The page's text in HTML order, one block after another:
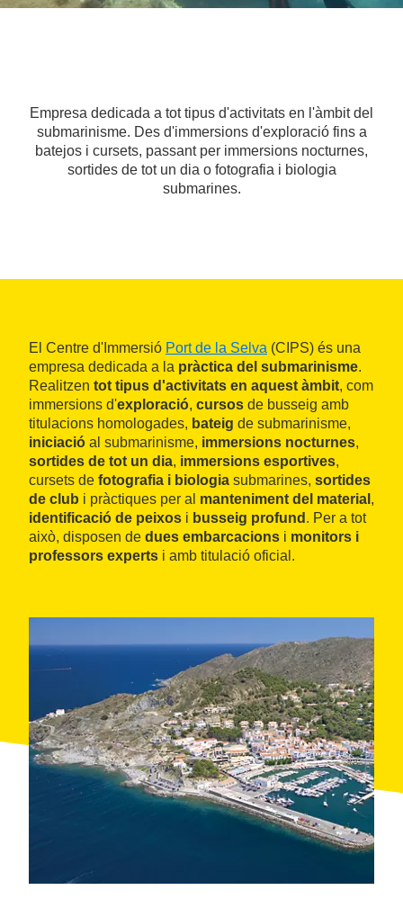
Empresa dedicada a tot tipus d'activitats en l'àmbit del
submarinisme. Des d'immersions d'exploració fins a
batejos i cursets, passant per immersions nocturnes,
sortides de tot un dia o fotografia i biologia
submarines.
El Centre d'Immersió Port de la Selva (CIPS) és una
empresa dedicada a la pràctica del submarinisme.
Realitzen tot tipus d'activitats en aquest àmbit, com
immersions d'exploració, cursos de busseig amb
titulacions homologades, bateig de submarinisme,
iniciació al submarinisme, immersions nocturnes,
sortides de tot un dia, immersions esportives,
cursets de fotografia i biologia submarines, sortides
de club i pràctiques per al manteniment del material ,
identificació de peixos i busseig profund . Per a tot
això, disposen de dues embarcacions i monitors i
professors experts i amb titulació oficial.